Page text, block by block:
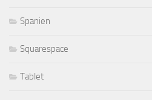
Spanien
Squarespace
Tablet